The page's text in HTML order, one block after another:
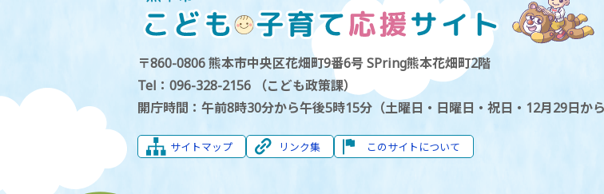
〒860-0806 熊本市中央区花畑町9番6号 SPring熊本花畑町2階
Tel：096-328-2156 （こども政策課）
開庁時間：午前8時30分から午後5時15分（土曜日・日曜日・祝日・12月29日か
サイトマップ リンク集 このサイトについて